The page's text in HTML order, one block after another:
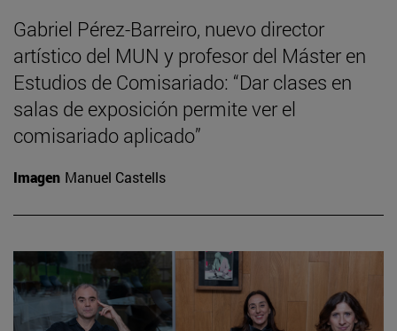
Gabriel Pérez-Barreiro, nuevo director
artístico del MUN y profesor del Máster en
Estudios de Comisariado: “Dar clases en
salas de exposición permite ver el
comisariado aplicado”
Imagen Manuel Castells